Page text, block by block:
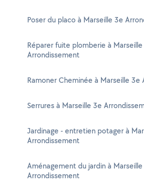
Poser du placo à Marseille 3e
Réparer fuite plomberie à
Arrondissement
Ramoner Cheminée à Marseille 3e
Serrures à Marseille 3e
Jardinage - entretien potager à
Arrondissement
Aménagement du jardin à
Arrondissement